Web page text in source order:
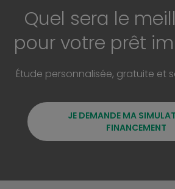
Quel sera le
pour votre prêt
Étude personnalisée, gratuite et
JE DEMANDE MA
FINANCEMENT